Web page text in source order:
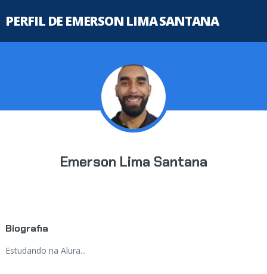
PERFIL DE EMERSON LIMA SANTANA
Emerson Lima Santana
Biografia
Estudando na Alura...